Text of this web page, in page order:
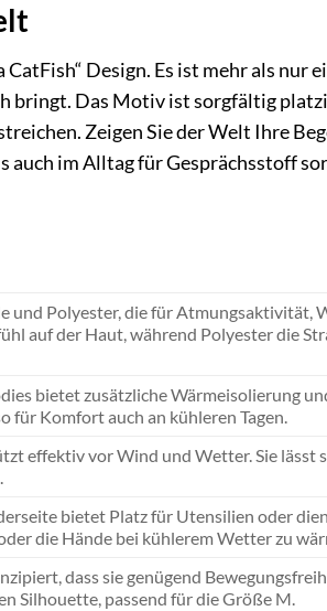
Design. Es ist mehr als nur
bringt. Das Motiv ist sorgfältig
Zeigen Sie der Welt Ihre
auch im Alltag für Gesprächsstoff
und Polyester, die für Atmungsaktivität,
auf der Haut, während Polyester die
bietet zusätzliche Wärmeisolierung
für Komfort auch an kühleren Tagen.
effektiv vor Wind und Wetter. Sie lässt
bietet Platz für Utensilien oder
die Hände bei kühlerem Wetter zu
dass sie genügend
Silhouette, passend für die Größe M.